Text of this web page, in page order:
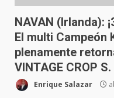
NAVAN (Irlanda):
El multi Campeón
plenamente
VINTAGE CROP
Enrique Salazar